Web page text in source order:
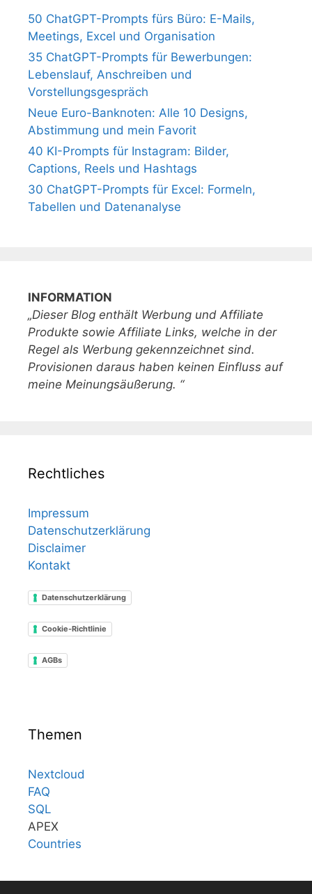
50 ChatGPT-Prompts fürs Büro: E-Mails,
Meetings, Excel und Organisation
35 ChatGPT-Prompts für Bewerbungen:
Lebenslauf, Anschreiben und
Vorstellungsgespräch
Neue Euro-Banknoten: Alle 10 Designs,
Abstimmung und mein Favorit
40 KI-Prompts für Instagram: Bilder,
Captions, Reels und Hashtags
30 ChatGPT-Prompts für Excel: Formeln,
Tabellen und Datenanalyse
INFORMATION
„Dieser Blog enthält Werbung und Affiliate
Produkte sowie Affiliate Links, welche in der
Regel als Werbung gekennzeichnet sind.
Provisionen daraus haben keinen Einfluss auf
meine Meinungsäußerung. “
Rechtliches
Impressum
Datenschutzerklärung
Disclaimer
Kontakt
Datenschutzerklärung
Cookie-Richtlinie
AGBs
Themen
Nextcloud
FAQ
SQL
APEX
Countries